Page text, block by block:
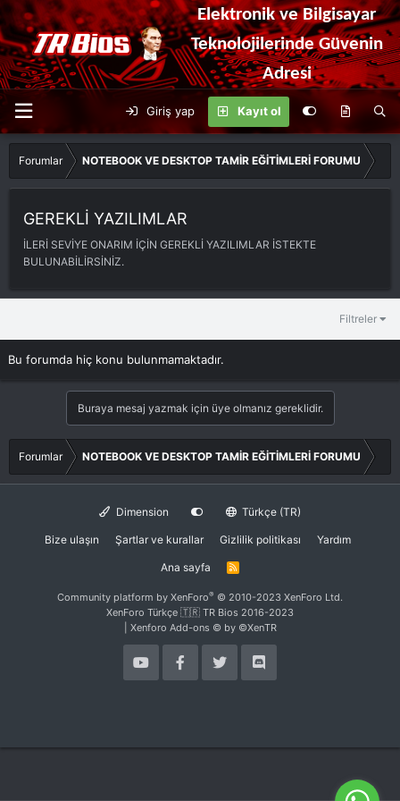
Elektronik ve Bilgisayar
Teknolojilerinde Güvenin
Adresi
Giriş yap Kayıt ol
Forumlar NOTEBOOK VE DESKTOP TAMİR EĞİTİMLERİ FORUMU
GEREKLİ YAZILIMLAR
İLERİ SEVİYE ONARIM İÇİN GEREKLİ YAZILIMLAR İSTEKTE
BULUNABİLİRSİNİZ.
Filtreler
Bu forumda hiç konu bulunmamaktadır.
Buraya mesaj yazmak için üye olmanız gereklidir.
Forumlar NOTEBOOK VE DESKTOP TAMİR EĞİTİMLERİ FORUMU
Dimension Türkçe (TR)
Bize ulaşın Şartlar ve kurallar Gizlilik politikası Yardım
Ana sayfa
R
Community platform by XenForo® © 2010-2023 XenForo Ltd.
XenForo Türkçe 🇹🇷 TR Bios 2016-2023
Xenforo Add-ons © by ©XenTR